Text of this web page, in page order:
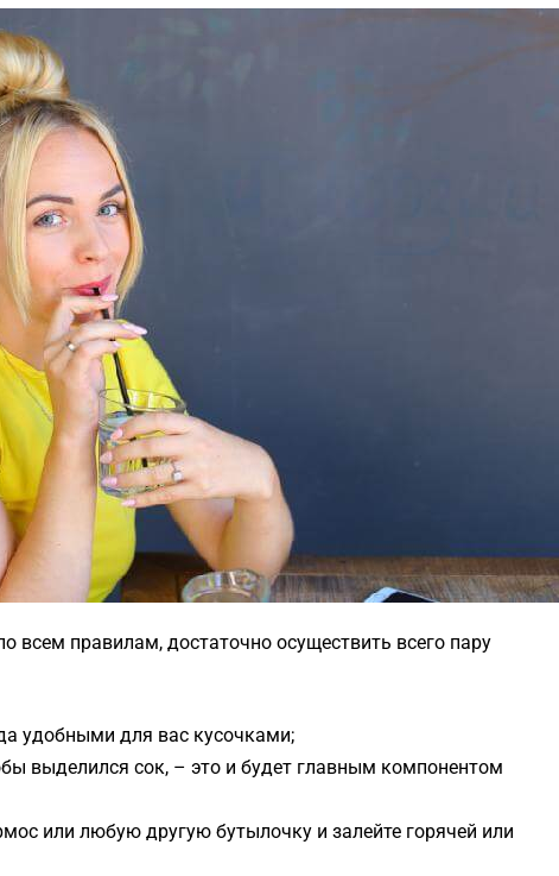
всем правилам, достаточно осуществить всего пару
удобными для вас кусочками;
выделился сок, – это и будет главным компонентом
или любую другую бутылочку и залейте горячей или